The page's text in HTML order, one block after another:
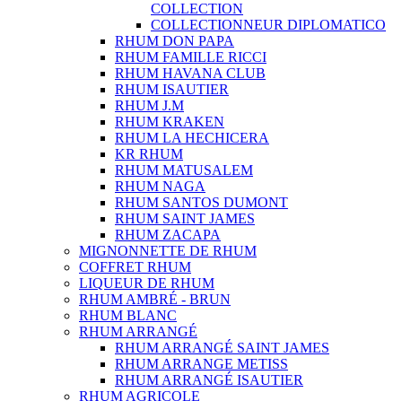
COLLECTION
COLLECTIONNEUR DIPLOMATICO
RHUM DON PAPA
RHUM FAMILLE RICCI
RHUM HAVANA CLUB
RHUM ISAUTIER
RHUM J.M
RHUM KRAKEN
RHUM LA HECHICERA
KR RHUM
RHUM MATUSALEM
RHUM NAGA
RHUM SANTOS DUMONT
RHUM SAINT JAMES
RHUM ZACAPA
MIGNONNETTE DE RHUM
COFFRET RHUM
LIQUEUR DE RHUM
RHUM AMBRÉ - BRUN
RHUM BLANC
RHUM ARRANGÉ
RHUM ARRANGÉ SAINT JAMES
RHUM ARRANGE METISS
RHUM ARRANGÉ ISAUTIER
RHUM AGRICOLE